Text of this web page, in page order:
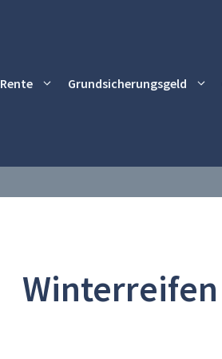
Rente Grundsicherungsgeld
Winterreifen